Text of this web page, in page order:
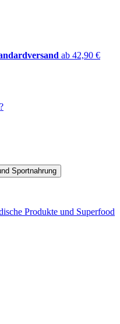
ab 42,90 €
Produkte und Superfood